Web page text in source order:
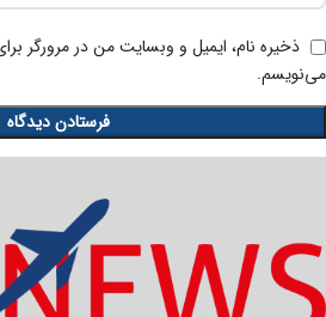
ذخیره نام، ایمیل و وبسایت من در مرورگر
می‌نویسم.